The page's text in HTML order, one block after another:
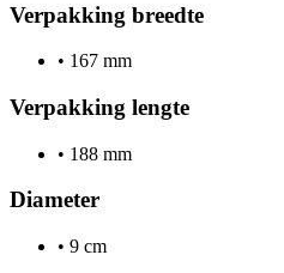
Verpakking breedte
• 167 mm
Verpakking lengte
• 188 mm
Diameter
• 9 cm